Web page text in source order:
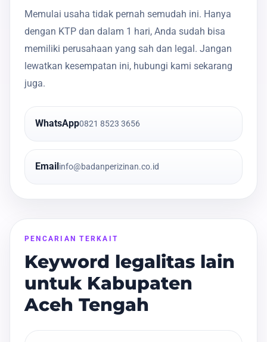
Memulai usaha tidak pernah semudah ini. Hanya
dengan KTP dan dalam 1 hari, Anda sudah bisa
memiliki perusahaan yang sah dan legal. Jangan
lewatkan kesempatan ini, hubungi kami sekarang
juga.
WhatsApp0821 8523 3656
Email info@badanperizinan.co.id
PENCARIAN TERKAIT
Keyword legalitas lain
untuk Kabupaten
Aceh Tengah